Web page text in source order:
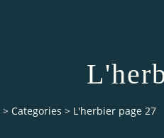
> Categories > L'herbier page 27